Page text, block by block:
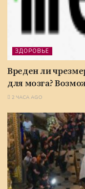
ЗДОРОВЬЕ
Вреден ли
для мозга?
2 ЧАСА AGO